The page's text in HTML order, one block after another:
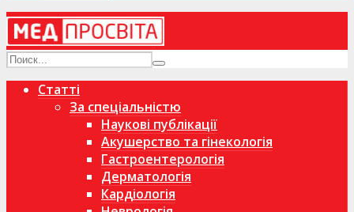
Статті
За спеціальністю
Наукові публікації
Акушерство та гінекологія
Гастроентерологія
Дерматологія
Кардіологія